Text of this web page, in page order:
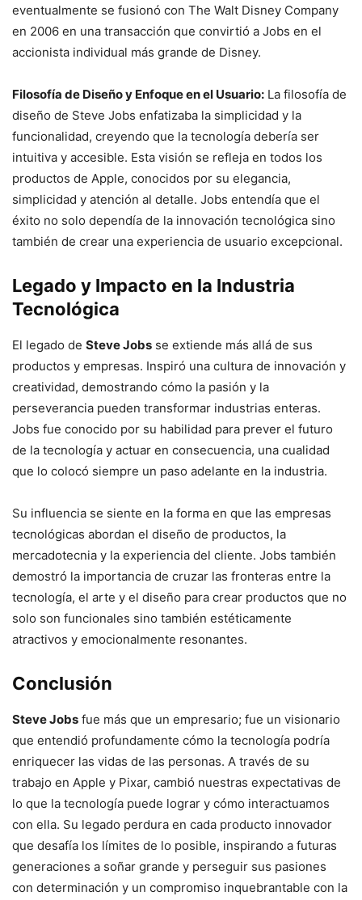
eventualmente se fusionó con The Walt Disney Company
en 2006 en una transacción que convirtió a Jobs en el
accionista individual más grande de Disney.
Filosofía de Diseño y Enfoque en el Usuario: La filosofía de
diseño de Steve Jobs enfatizaba la simplicidad y la
funcionalidad, creyendo que la tecnología debería ser
intuitiva y accesible. Esta visión se refleja en todos los
productos de Apple, conocidos por su elegancia,
simplicidad y atención al detalle. Jobs entendía que el
éxito no solo dependía de la innovación tecnológica sino
también de crear una experiencia de usuario excepcional.
Legado y Impacto en la Industria
Tecnológica
El legado de Steve Jobs se extiende más allá de sus
productos y empresas. Inspiró una cultura de innovación y
creatividad, demostrando cómo la pasión y la
perseverancia pueden transformar industrias enteras.
Jobs fue conocido por su habilidad para prever el futuro
de la tecnología y actuar en consecuencia, una cualidad
que lo colocó siempre un paso adelante en la industria.
Su influencia se siente en la forma en que las empresas
tecnológicas abordan el diseño de productos, la
mercadotecnia y la experiencia del cliente. Jobs también
demostró la importancia de cruzar las fronteras entre la
tecnología, el arte y el diseño para crear productos que no
solo son funcionales sino también estéticamente
atractivos y emocionalmente resonantes.
Conclusión
Steve Jobs fue más que un empresario; fue un visionario
que entendió profundamente cómo la tecnología podría
enriquecer las vidas de las personas. A través de su
trabajo en Apple y Pixar, cambió nuestras expectativas de
lo que la tecnología puede lograr y cómo interactuamos
con ella. Su legado perdura en cada producto innovador
que desafía los límites de lo posible, inspirando a futuras
generaciones a soñar grande y perseguir sus pasiones
con determinación y un compromiso inquebrantable con la